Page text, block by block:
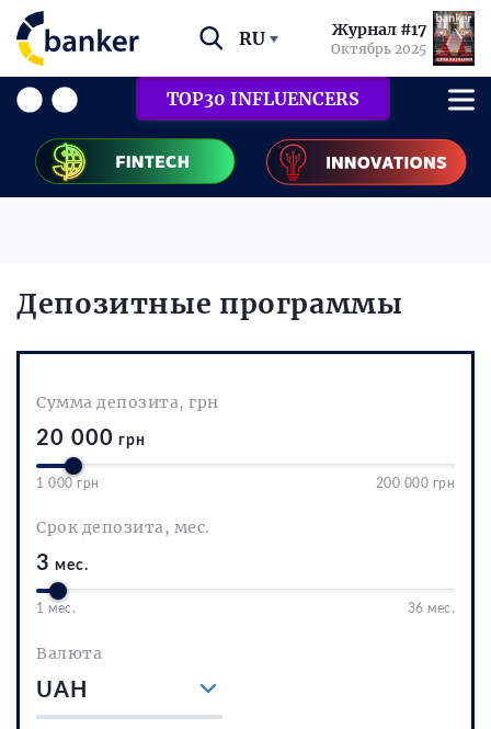
RU Журнал #17
Октябрь 2025
TOP30 INFLUENCERS
Депозитные программы
Сумма депозита, грн
20 000 грн
1 000 грн 200 000 грн
Срок депозита, мес.
3 мес.
1 мес. 36 мес.
Валюта
UAH